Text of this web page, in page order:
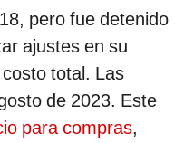
pero fue detenido
ajustes en su
total. Las
de 2023. Este
para compras,